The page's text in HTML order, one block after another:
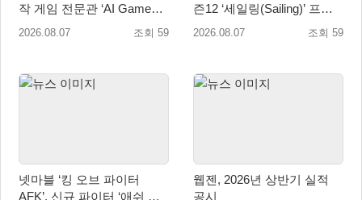
작 게임 전문관 ‘AI Games’
오픈
2026.08.07 조회 59
즌12 ‘세일링(Sailing)’ 프리
시즌 시작
2026.08.07 조회 59
넷마블 ‘킹 오브 파이터
AFK’, 신규 파이터 ‘애쉬 크
웹젠, 2026년 상반기 실적
공시